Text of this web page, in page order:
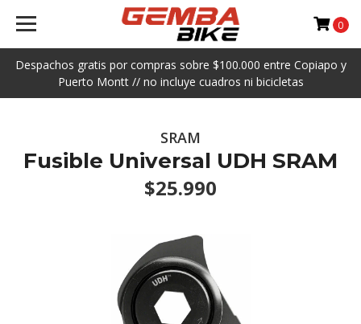
Despachos gratis por compras sobre $100.000 entre Copiapo y
Puerto Montt // no incluye cuadros ni bicicletas
0
SRAM
Fusible Universal UDH SRAM
$25.990